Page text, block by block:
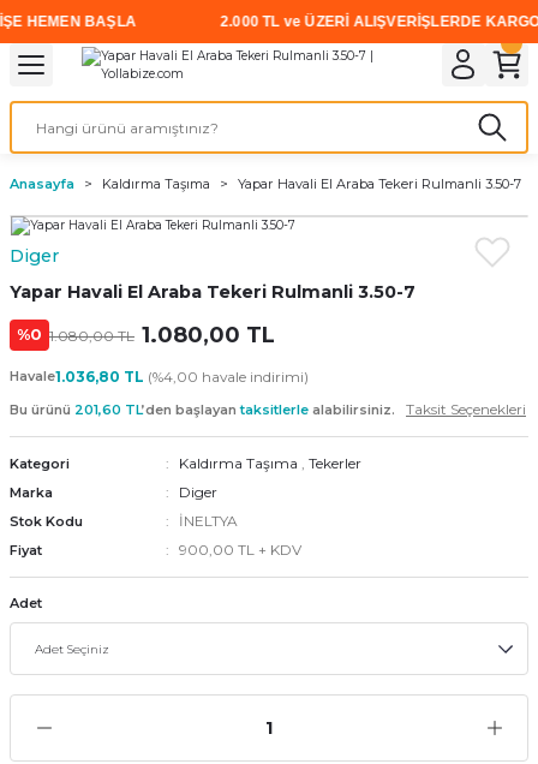
BAŞLA 2.000 TL ve ÜZERİ ALIŞVERİŞLERDE KARGO
Geri Dön
Geri Dön
Geri Dön
Akıllı Vidalar
Sunta Vidası
Geri Dön
Geri Dön
Akülü Vidalamalar
Elektrikli Matkaplar
Gaz Armatürleri
Mıknatıslar
Geri Dön
Geri Dön
Cırt Zımparalar
Anasayfa
Kaldırma Taşıma Yapar Havali El Araba Tekeri Rulmanli 3.50-7
Diger
Yapar Havali El Araba Tekeri Rulmanli 3.50-7
%0 1.080,00 TL 1.080,00 TL
Havale1.036,80 TL (%4,00 havale indirimi)
Bu ürünü 201,60 TL’den başlayantaksitlerle alabilirsiniz. Taksit Seçenekleri
Kategori Kaldırma Taşıma , Tekerler
Marka Diger
Stok Kodu İNELTYA
Fiyat 900,00 TL + KDV
Adet